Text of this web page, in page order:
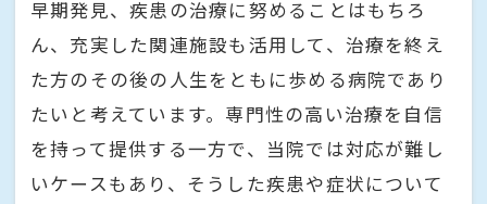
早期発見、疾患の治療に努めることはもちろ
ん、充実した関連施設も活用して、治療を終え
た方のその後の人生をともに歩める病院であり
たいと考えています。専門性の高い治療を自信
を持って提供する一方で、当院では対応が難し
いケースもあり、そうした疾患や症状について